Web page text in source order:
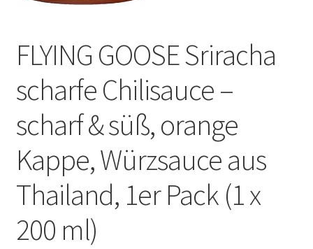
FLYING GOOSE Sriracha
scharfe Chilisauce –
scharf & süß, orange
Kappe, Würzsauce aus
Thailand, 1er Pack (1 x
200 ml)